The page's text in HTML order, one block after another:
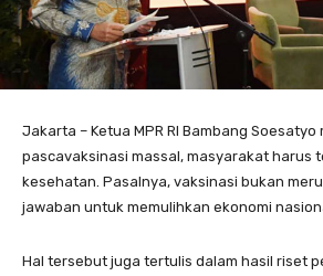
Jakarta – Ketua MPR RI Bambang Soesatyo
pascavaksinasi massal, masyarakat harus
kesehatan. Pasalnya, vaksinasi bukan
jawaban untuk memulihkan ekonomi
Hal tersebut juga tertulis dalam hasil riset